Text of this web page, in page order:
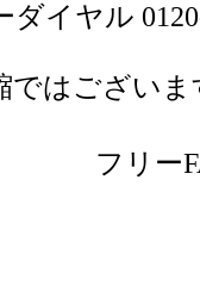
ダイヤル
ではござい
フリー